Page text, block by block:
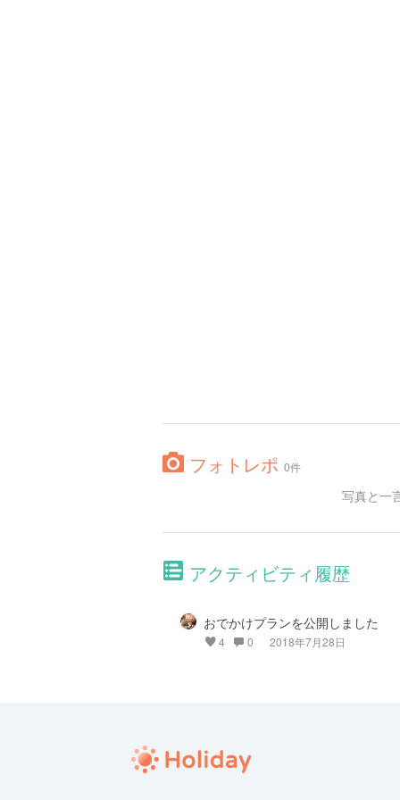
フォトレポ 0件
写真と一
アクティビティ履歴
おでかけプランを公開しました
4 0 2018年7月28日